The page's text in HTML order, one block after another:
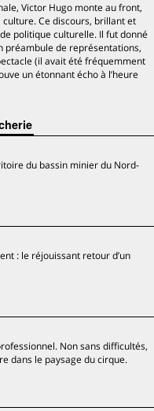
Victor Hugo monte au front,
Ce discours, brillant et
politique culturelle. Il fut donné
préambule de représentations,
(il avait été fréquemment
un étonnant écho à l’heure
du bassin minier du Nord-
: le réjouissant retour d’un
Non sans difficultés,
dans le paysage du cirque.